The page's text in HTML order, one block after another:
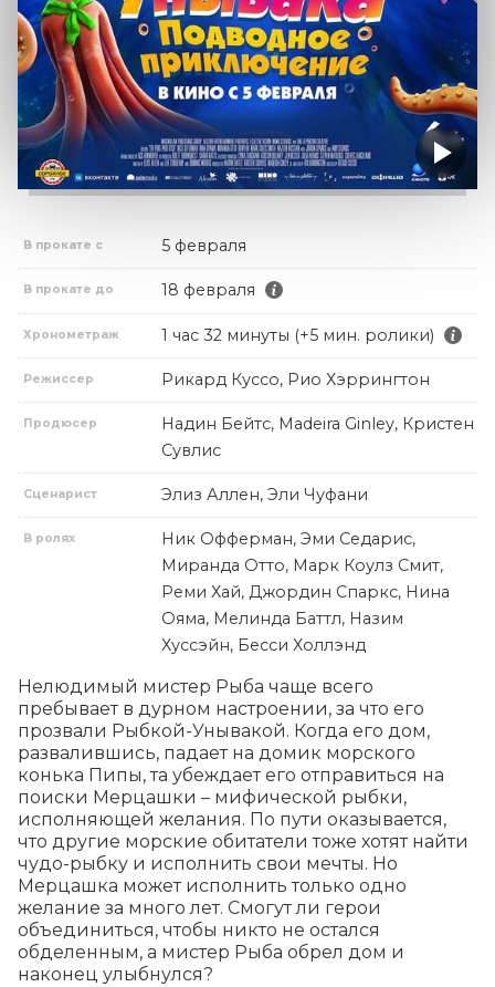
В прокате с 5 февраля
В прокате до 18 февраля
Хронометраж 1 час 32 минуты (+5 мин. ролики)
Режиссер Рикард Куссо, Рио Хэррингтон
Продюсер
Надин Бейтс, Madeira Ginley, Кристен
Сувлис
Сценарист Элиз Аллен, Эли Чуфани
В ролях
Ник Офферман, Эми Седарис,
Миранда Отто, Марк Коулз Смит,
Реми Хай, Джордин Спаркс, Нина
Ояма, Мелинда Баттл, Назим
Хуссэйн, Бесси Холлэнд
Нелюдимый мистер Рыба чаще всего
пребывает в дурном настроении, за что его
прозвали Рыбкой-Унывакой. Когда его дом,
развалившись, падает на домик морского
конька Пипы, та убеждает его отправиться на
поиски Мерцашки – мифической рыбки,
исполняющей желания. По пути оказывается,
что другие морские обитатели тоже хотят найти
чудо-рыбку и исполнить свои мечты. Но
Мерцашка может исполнить только одно
желание за много лет. Смогут ли герои
объединиться, чтобы никто не остался
обделенным, а мистер Рыба обрел дом и
наконец улыбнулся?